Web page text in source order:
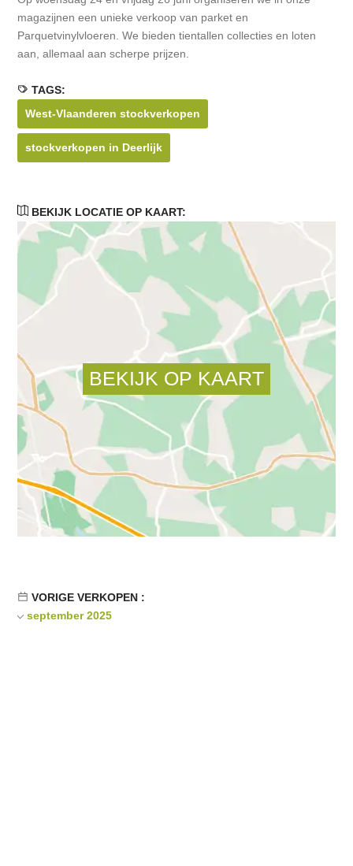
magazijnen een unieke verkoop van parket en
Parquetvinylvloeren. We bieden tientallen collecties en loten
aan, allemaal aan scherpe prijzen.
TAGS:
West-Vlaanderen stockverkopen
stockverkopen in Deerlijk
BEKIJK LOCATIE OP KAART:
VORIGE VERKOPEN :
september 2025